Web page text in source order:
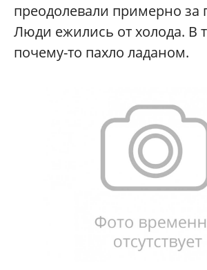
преодолевали примерно за
Люди ежились от холода. В
почему-то пахло ладаном.